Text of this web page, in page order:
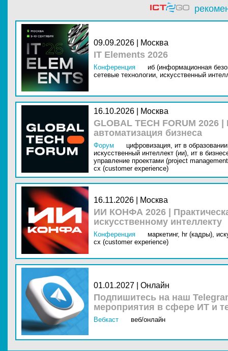
09.09.2026 | Москва
IT Elements 2026
Конференция
иб (информационная
сетевые технологии, искусственный
16.10.2026 | Москва
GLOBAL TECH FORUM
автоматизация бизнеса
Форум цифровизация, ит в
искусственный интеллект (ии), ит в
управление проектами (project
cx (customer experience)
16.11.2026 | Москва
ИИ КОНФА 2026 |
искусственному интеллекту
Конференция маркетинг, hr (кадры),
cx (customer experience)
01.01.2027 | Онлайн
Подпишитесь на наш
мероприятия в сфере ИТ и
Вебкаст веб/онлайн